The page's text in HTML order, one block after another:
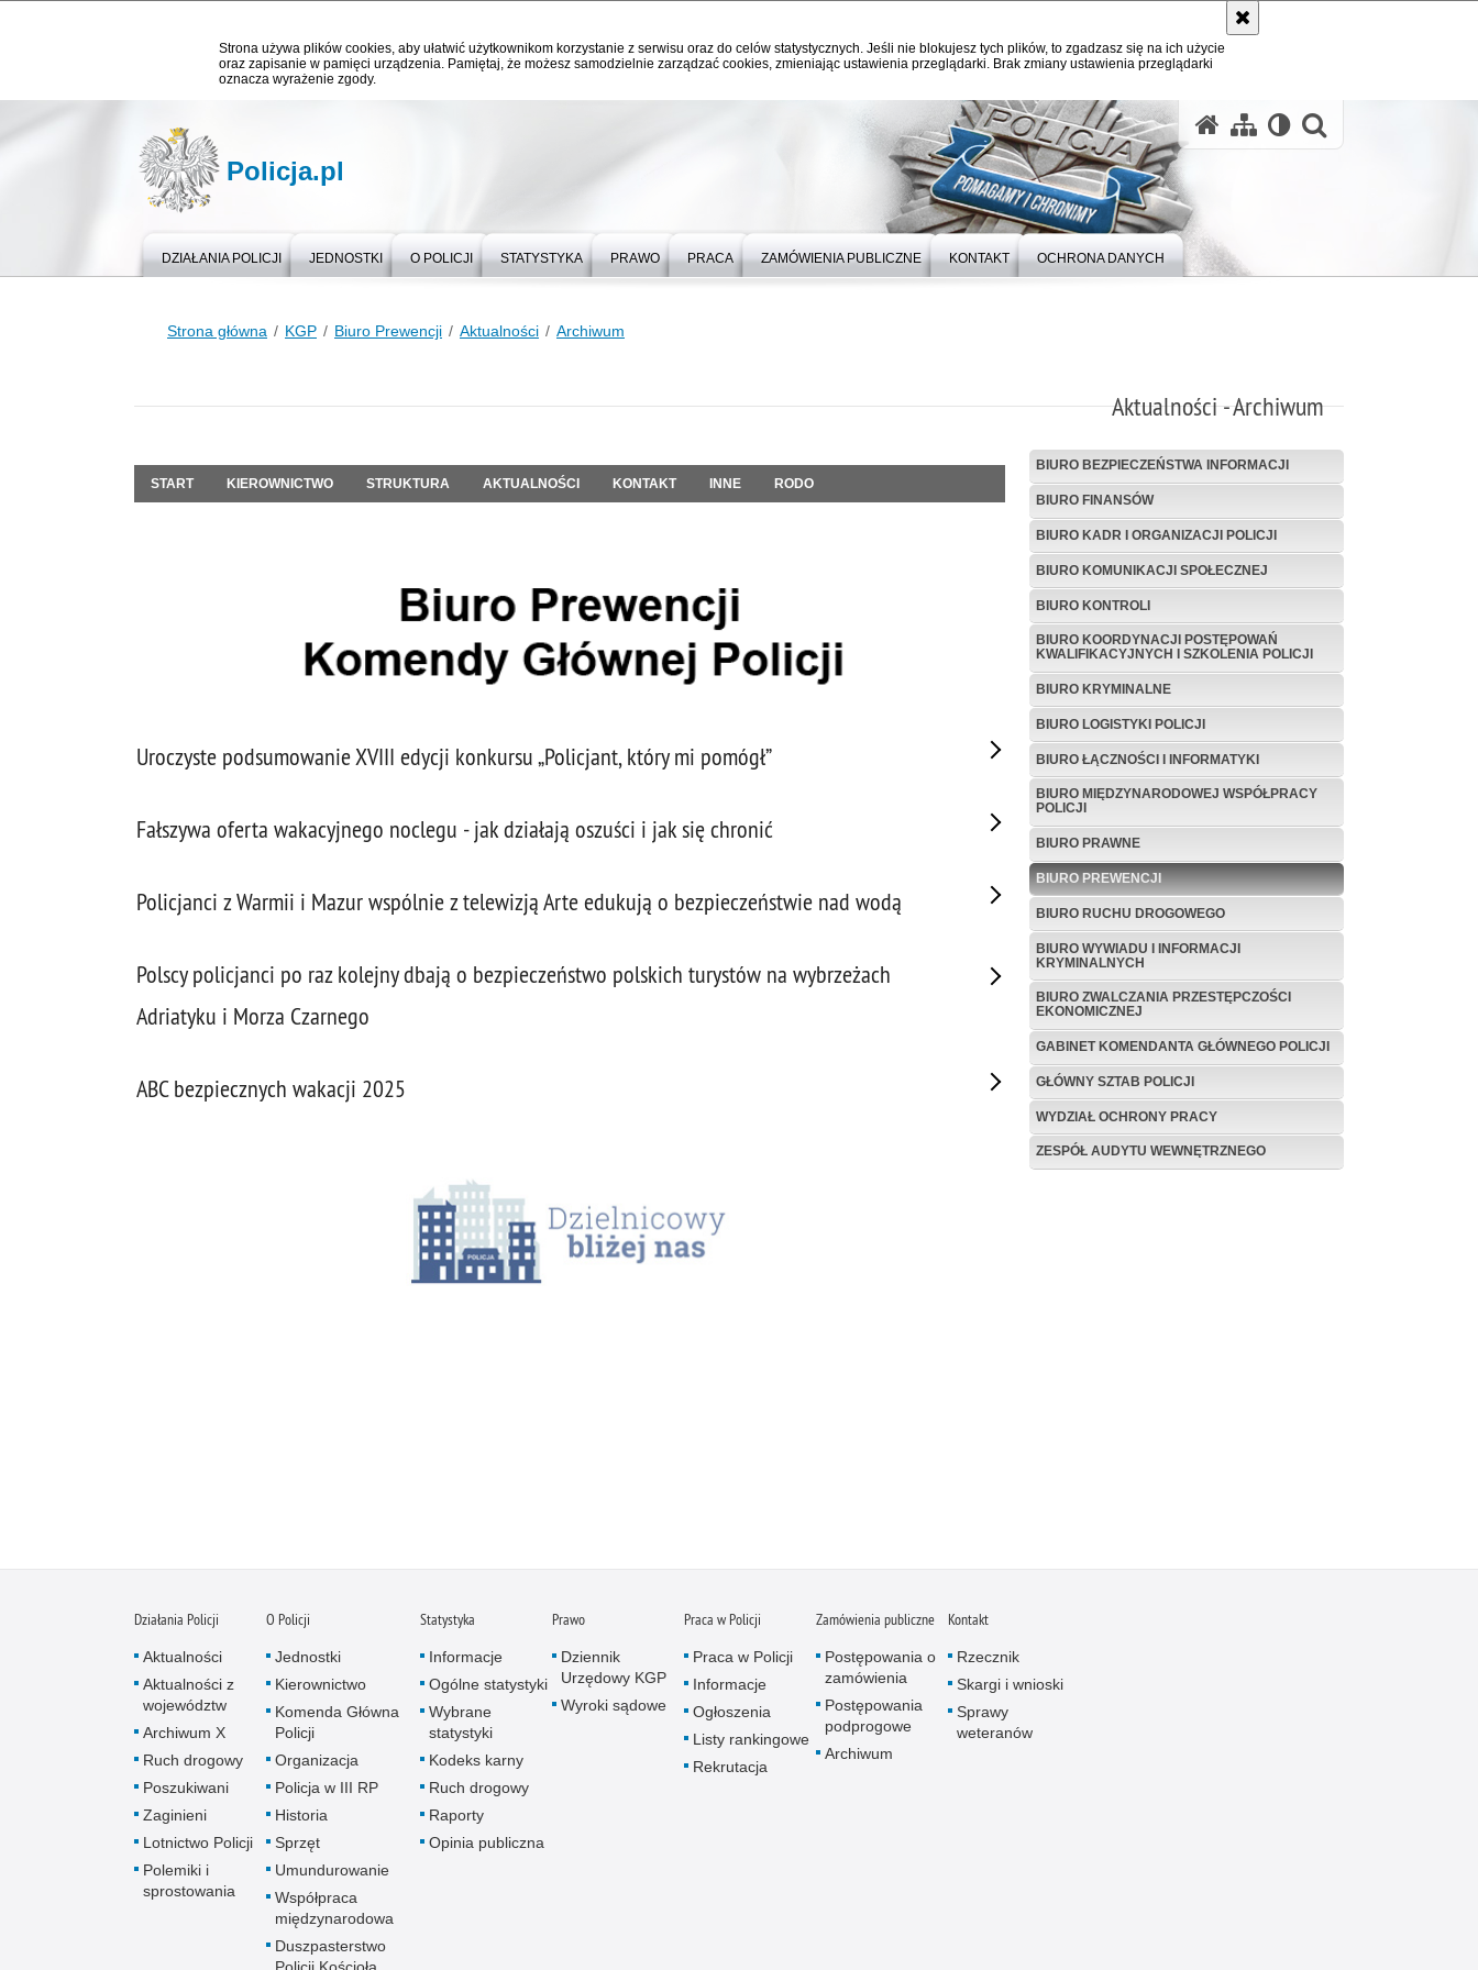
Strona używa plików cookies, aby ułatwić użytkownikom korzystanie z serwisu oraz do celów statystycznych. Jeśli nie blokujesz tych plików, to zgadzasz się na ich użycie
oraz zapisanie w pamięci urządzenia. Pamiętaj, że możesz samodzielnie zarządzać cookies, zmieniając ustawienia przeglądarki. Brak zmiany ustawienia przeglądarki
oznacza wyrażenie zgody.
Policja.pl
DZIAŁANIA POLICJI JEDNOSTKI O POLICJI STATYSTYKA PRAWO PRACA ZAMÓWIENIA PUBLICZNE KONTAKT OCHRONA DANYCH
Strona główna KGP Biuro Prewencji Aktualności Archiwum
Aktualności - Archiwum
START KIEROWNICTWO STRUKTURA AKTUALNOŚCI KONTAKT INNE RODO
Uroczyste podsumowanie XVIII edycji konkursu „Policjant, który mi pomógł”
Fałszywa oferta wakacyjnego noclegu - jak działają oszuści i jak się chronić
Policjanci z Warmii i Mazur wspólnie z telewizją Arte edukują o bezpieczeństwie nad wodą
Polscy policjanci po raz kolejny dbają o bezpieczeństwo polskich turystów na wybrzeżach
Adriatyku i Morza Czarnego
ABC bezpiecznych wakacji 2025
BIURO BEZPIECZEŃSTWA INFORMACJI
BIURO FINANSÓW
BIURO KADR I ORGANIZACJI POLICJI
BIURO KOMUNIKACJI SPOŁECZNEJ
BIURO KONTROLI
BIURO KOORDYNACJI POSTĘPOWAŃ
KWALIFIKACYJNYCH I SZKOLENIA POLICJI
BIURO KRYMINALNE
BIURO LOGISTYKI POLICJI
BIURO ŁĄCZNOŚCI I INFORMATYKI
BIURO MIĘDZYNARODOWEJ WSPÓŁPRACY
POLICJI
BIURO PRAWNE
BIURO PREWENCJI
BIURO RUCHU DROGOWEGO
BIURO WYWIADU I INFORMACJI
KRYMINALNYCH
BIURO ZWALCZANIA PRZESTĘPCZOŚCI
EKONOMICZNEJ
GABINET KOMENDANTA GŁÓWNEGO POLICJI
GŁÓWNY SZTAB POLICJI
WYDZIAŁ OCHRONY PRACY
ZESPÓŁ AUDYTU WEWNĘTRZNEGO
Działania Policji
Aktualności
Aktualności z
województw
Archiwum X
Ruch drogowy
Poszukiwani
Zaginieni
Lotnictwo Policji
Polemiki i
sprostowania
O Policji
Jednostki
Kierownictwo
Komenda Główna
Policji
Organizacja
Policja w III RP
Historia
Sprzęt
Umundurowanie
Współpraca
międzynarodowa
Duszpasterstwo
Policji Kościoła
Statystyka
Informacje
Ogólne statystyki
Wybrane
statystyki
Kodeks karny
Ruch drogowy
Raporty
Opinia publiczna
Prawo
Dziennik
Urzędowy KGP
Wyroki sądowe
Praca w Policji
Praca w Policji
Informacje
Ogłoszenia
Listy rankingowe
Rekrutacja
Zamówienia publiczne
Postępowania o
zamówienia
Postępowania
podprogowe
Archiwum
Kontakt
Rzecznik
Skargi i wnioski
Sprawy
weteranów